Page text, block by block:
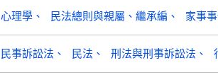
心理學 民法總則與親屬、繼承編 家事
民事訴訟法 民法 刑法與刑事訴訟法